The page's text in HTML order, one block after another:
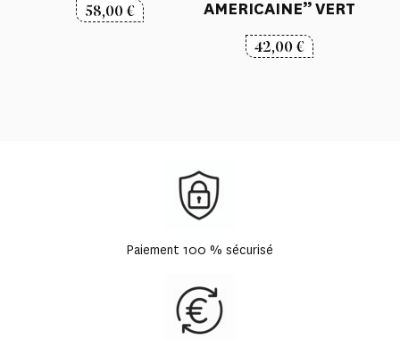
58,00€
AMERICAINE” VERT
42,00€
Paiement 100 % sécurisé